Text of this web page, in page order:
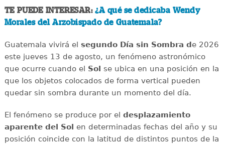
TE PUEDE INTERESAR:¿A qué se dedicaba Wendy
Morales del Arzobispado de Guatemala?
Guatemala vivirá el segundo Día sin Sombra d e 2026
este jueves 13 de agosto, un fenómeno astronómico
que ocurre cuando el Sol se ubica en una posición en la
que los objetos colocados de forma vertical pueden
quedar sin sombra durante un momento del día.
El fenómeno se produce por el desplazamiento
aparente del Sol en determinadas fechas del año y su
posición coincide con la latitud de distintos puntos de la